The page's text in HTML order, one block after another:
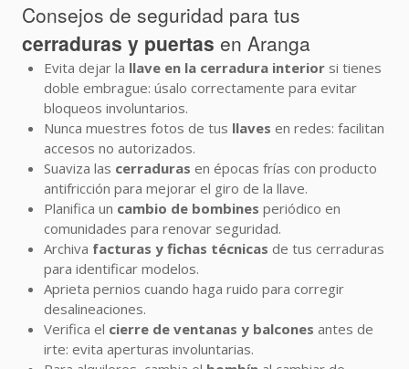
Consejos de seguridad para tus
cerraduras y puertas en Aranga
Evita dejar la llave en la cerradura interior si tienes
doble embrague: úsalo correctamente para evitar
bloqueos involuntarios.
Nunca muestres fotos de tus llaves en redes: facilitan
accesos no autorizados.
Suaviza las cerraduras en épocas frías con producto
antifricción para mejorar el giro de la llave.
Planifica un cambio de bombines periódico en
comunidades para renovar seguridad.
Archiva facturas y fichas técnicas de tus cerraduras
para identificar modelos.
Aprieta pernios cuando haga ruido para corregir
desalineaciones.
Verifica el cierre de ventanas y balcones antes de
irte: evita aperturas involuntarias.